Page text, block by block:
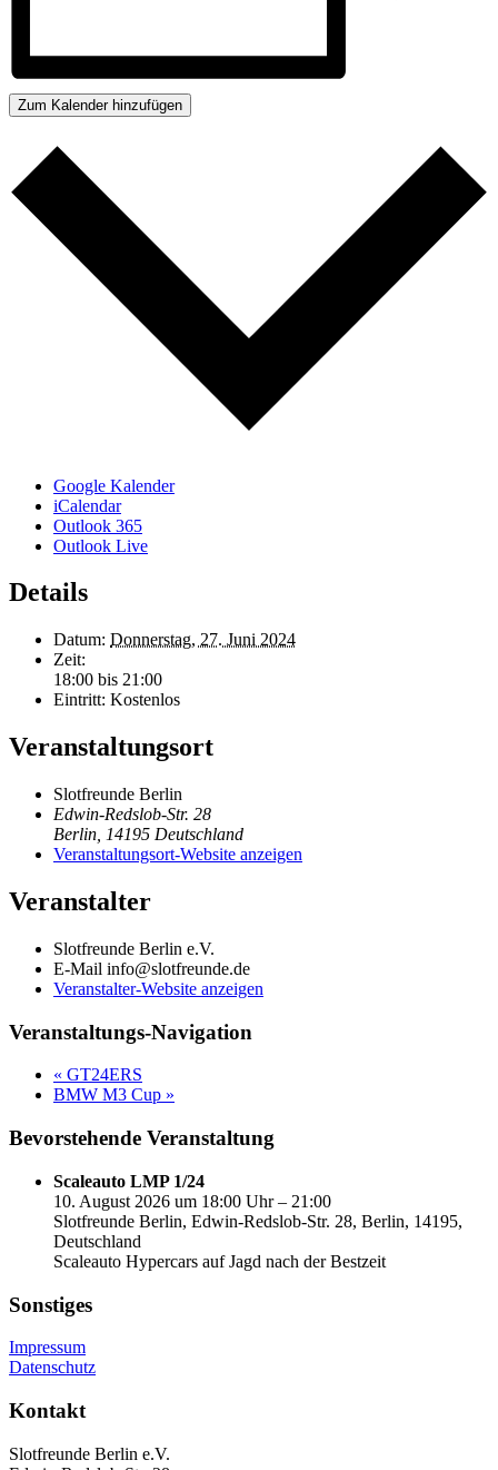
Zum Kalender hinzufügen
Google Kalender
iCalendar
Outlook 365
Outlook Live
Details
Datum: Donnerstag, 27. Juni 2024
Zeit:
18:00 bis 21:00
Eintritt: Kostenlos
Veranstaltungsort
Slotfreunde Berlin
Edwin-Redslob-Str. 28
Berlin 14195 Deutschland
Veranstaltungsort-Website anzeigen
Veranstalter
Slotfreunde Berlin e.V.
E-Mail info@slotfreunde.de
Veranstalter-Website anzeigen
Veranstaltungs-Navigation
« GT24ERS
BMW M3 Cup »
Bevorstehende Veranstaltung
Scaleauto LMP 1/24
10. August 2026 um 18:00 Uhr – 21:00
Slotfreunde Berlin, Edwin-Redslob-Str. 28, Berlin, 14195,
Deutschland
Scaleauto Hypercars auf Jagd nach der Bestzeit
Sonstiges
Impressum
Datenschutz
Kontakt
Slotfreunde Berlin e.V.